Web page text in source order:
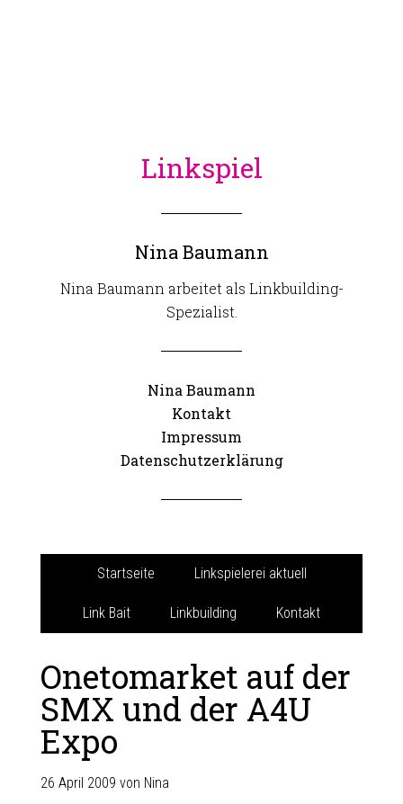
Linkspiel
Nina Baumann
Nina Baumann arbeitet als Linkbuilding-
Spezialist.
Nina Baumann
Kontakt
Impressum
Datenschutzerklärung
Startseite Linkspielerei aktuell
Link Bait Linkbuilding Kontakt
Onetomarket auf der
SMX und der A4U
Expo
26 April 2009 von Nina